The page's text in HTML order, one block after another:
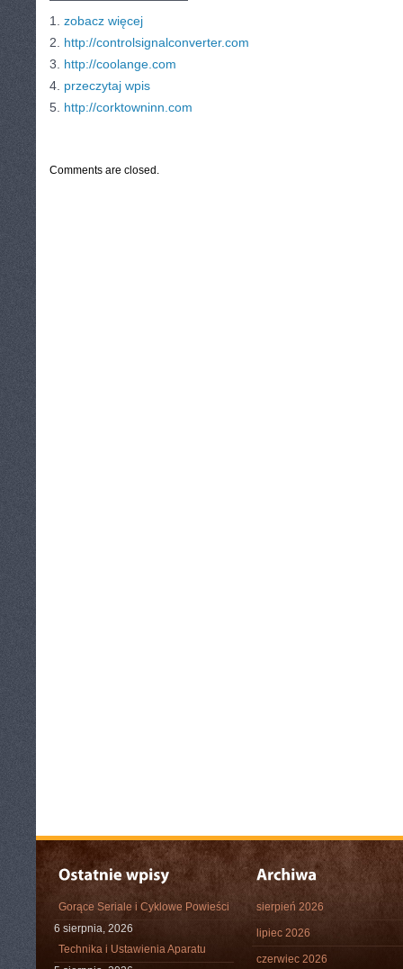
1. zobacz więcej
2. http://controlsignalconverter.com
3. http://coolange.com
4. przeczytaj wpis
5. http://corktowninn.com
Comments are closed.
Gorące Seriale i Cyklowe Powieści
6 sierpnia, 2026
Technika i Ustawienia Aparatu
sierpień 2026
lipiec 2026
czerwiec 2026